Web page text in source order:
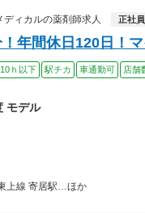
ィカルの薬剤師求人
正社員
！年間休日120日！
ｈ以下 駅チカ 車通勤可 店舗
モデル
上線 寄居駅…ほか